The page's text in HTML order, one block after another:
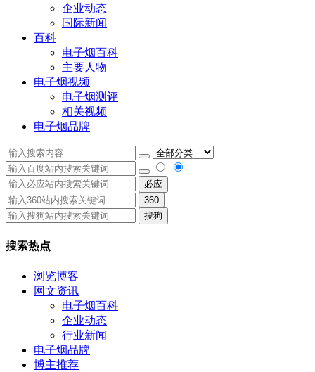
企业动态
国际新闻
百科
电子烟百科
主要人物
电子烟视频
电子烟测评
相关视频
电子烟品牌
必应
360
搜狗
搜索热点
浏览博客
网文资讯
电子烟百科
企业动态
行业新闻
电子烟品牌
博主推荐